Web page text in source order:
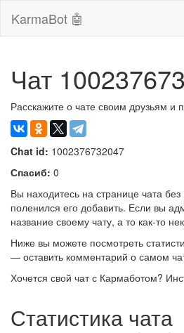
KarmaBot 🤖
Чат
Расскажите о чате своим друзьям и
Chat id: 1002376732047
Спасиб: 0
Вы находитесь на странице чата
поленился его добавить. Если вы
название своему чату, а то как-то
Ниже вы можете посмотреть
— оставить комментарий о самом
Хочется свой чат с Кармаботом?
Статистика чата